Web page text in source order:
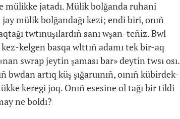
mülikke jatadı. Mülik bolğanda ruhani
mülik bolğandağı kezi; endi biri, onıñ
twtınuşılardıñ sanı wşan-teñiz. Bwl
kelgen basqa wlttıñ adamı tek bir-aq
swrap jeytin şaması bar» deytin twsı osı.
artıq küş şığaruınıñ, oınıñ kübirdek-
keregi joq. Onıñ esesine ol tağı bir tildi
ne boldı?